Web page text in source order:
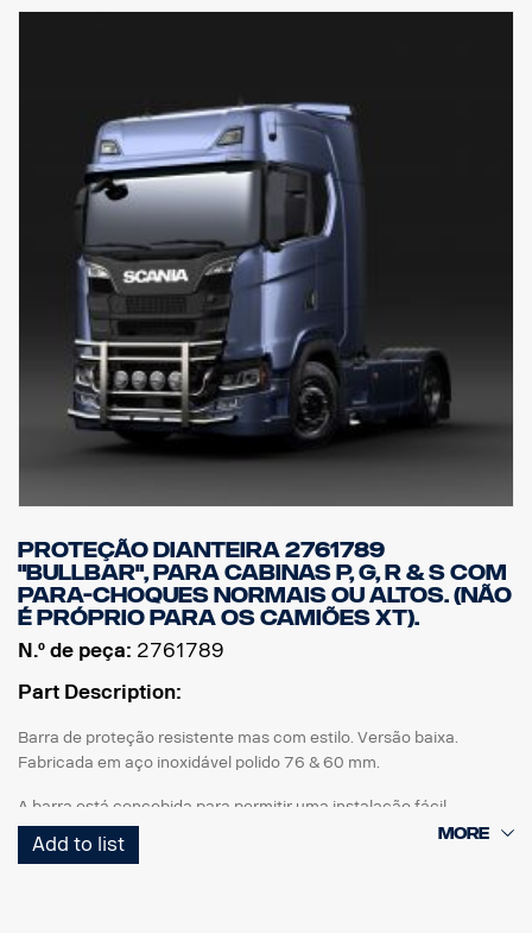
opcionais especiais para as barras verticais superiores. Cablagem
normais ou altos. Para a melhor distância ao solo possível,
recomendamos para-choques com 0 mm de projeção, mas
também pode ser instalado com para-choques com 40 mm de
projeção.
Para cabinas P, recomendamos a versão baixa, peça número
2761789.
NÃO é própria para para-choques baixos ou para-choques em aço
"XT" com projeção.
Hardware de montagem, suporte de emblema, 8 suportes para
lâmpadas e instruções de montagem incluídas.
( Lâmpadas não estão incluídas )
Proteção dianteira 2761789
"Bullbar", para cabinas P, G, R & S com
para-choques normais ou altos. (Não
é próprio para os camiões XT).
N.º de peça: 2761789
Part Description:
Barra de proteção resistente mas com estilo. Versão baixa.
Fabricada em aço inoxidável polido 76 & 60 mm.
A barra está concebida para permitir uma instalação fácil,
facilidade de dobragem e acesso/utilização da barra de reboque
original, tal como as ponteiras dos tubos de escape inferiores são
Add to list